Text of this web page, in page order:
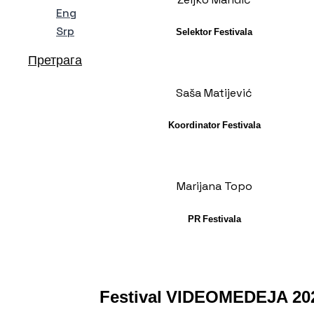
Eng
Srp
Претрага
Selektor Festivala
Saša Matijević
Koordinator Festivala
Marijana Topo
PR Festivala
Festival VIDEOMEDEJA